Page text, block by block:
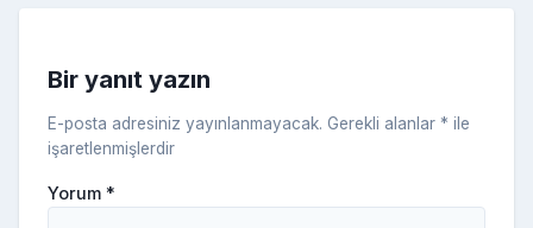
ki
Bir yanıt yazın
E-posta adresiniz yayınlanmayacak. Gerekli alanlar * ile
işaretlenmişlerdir
Yorum *